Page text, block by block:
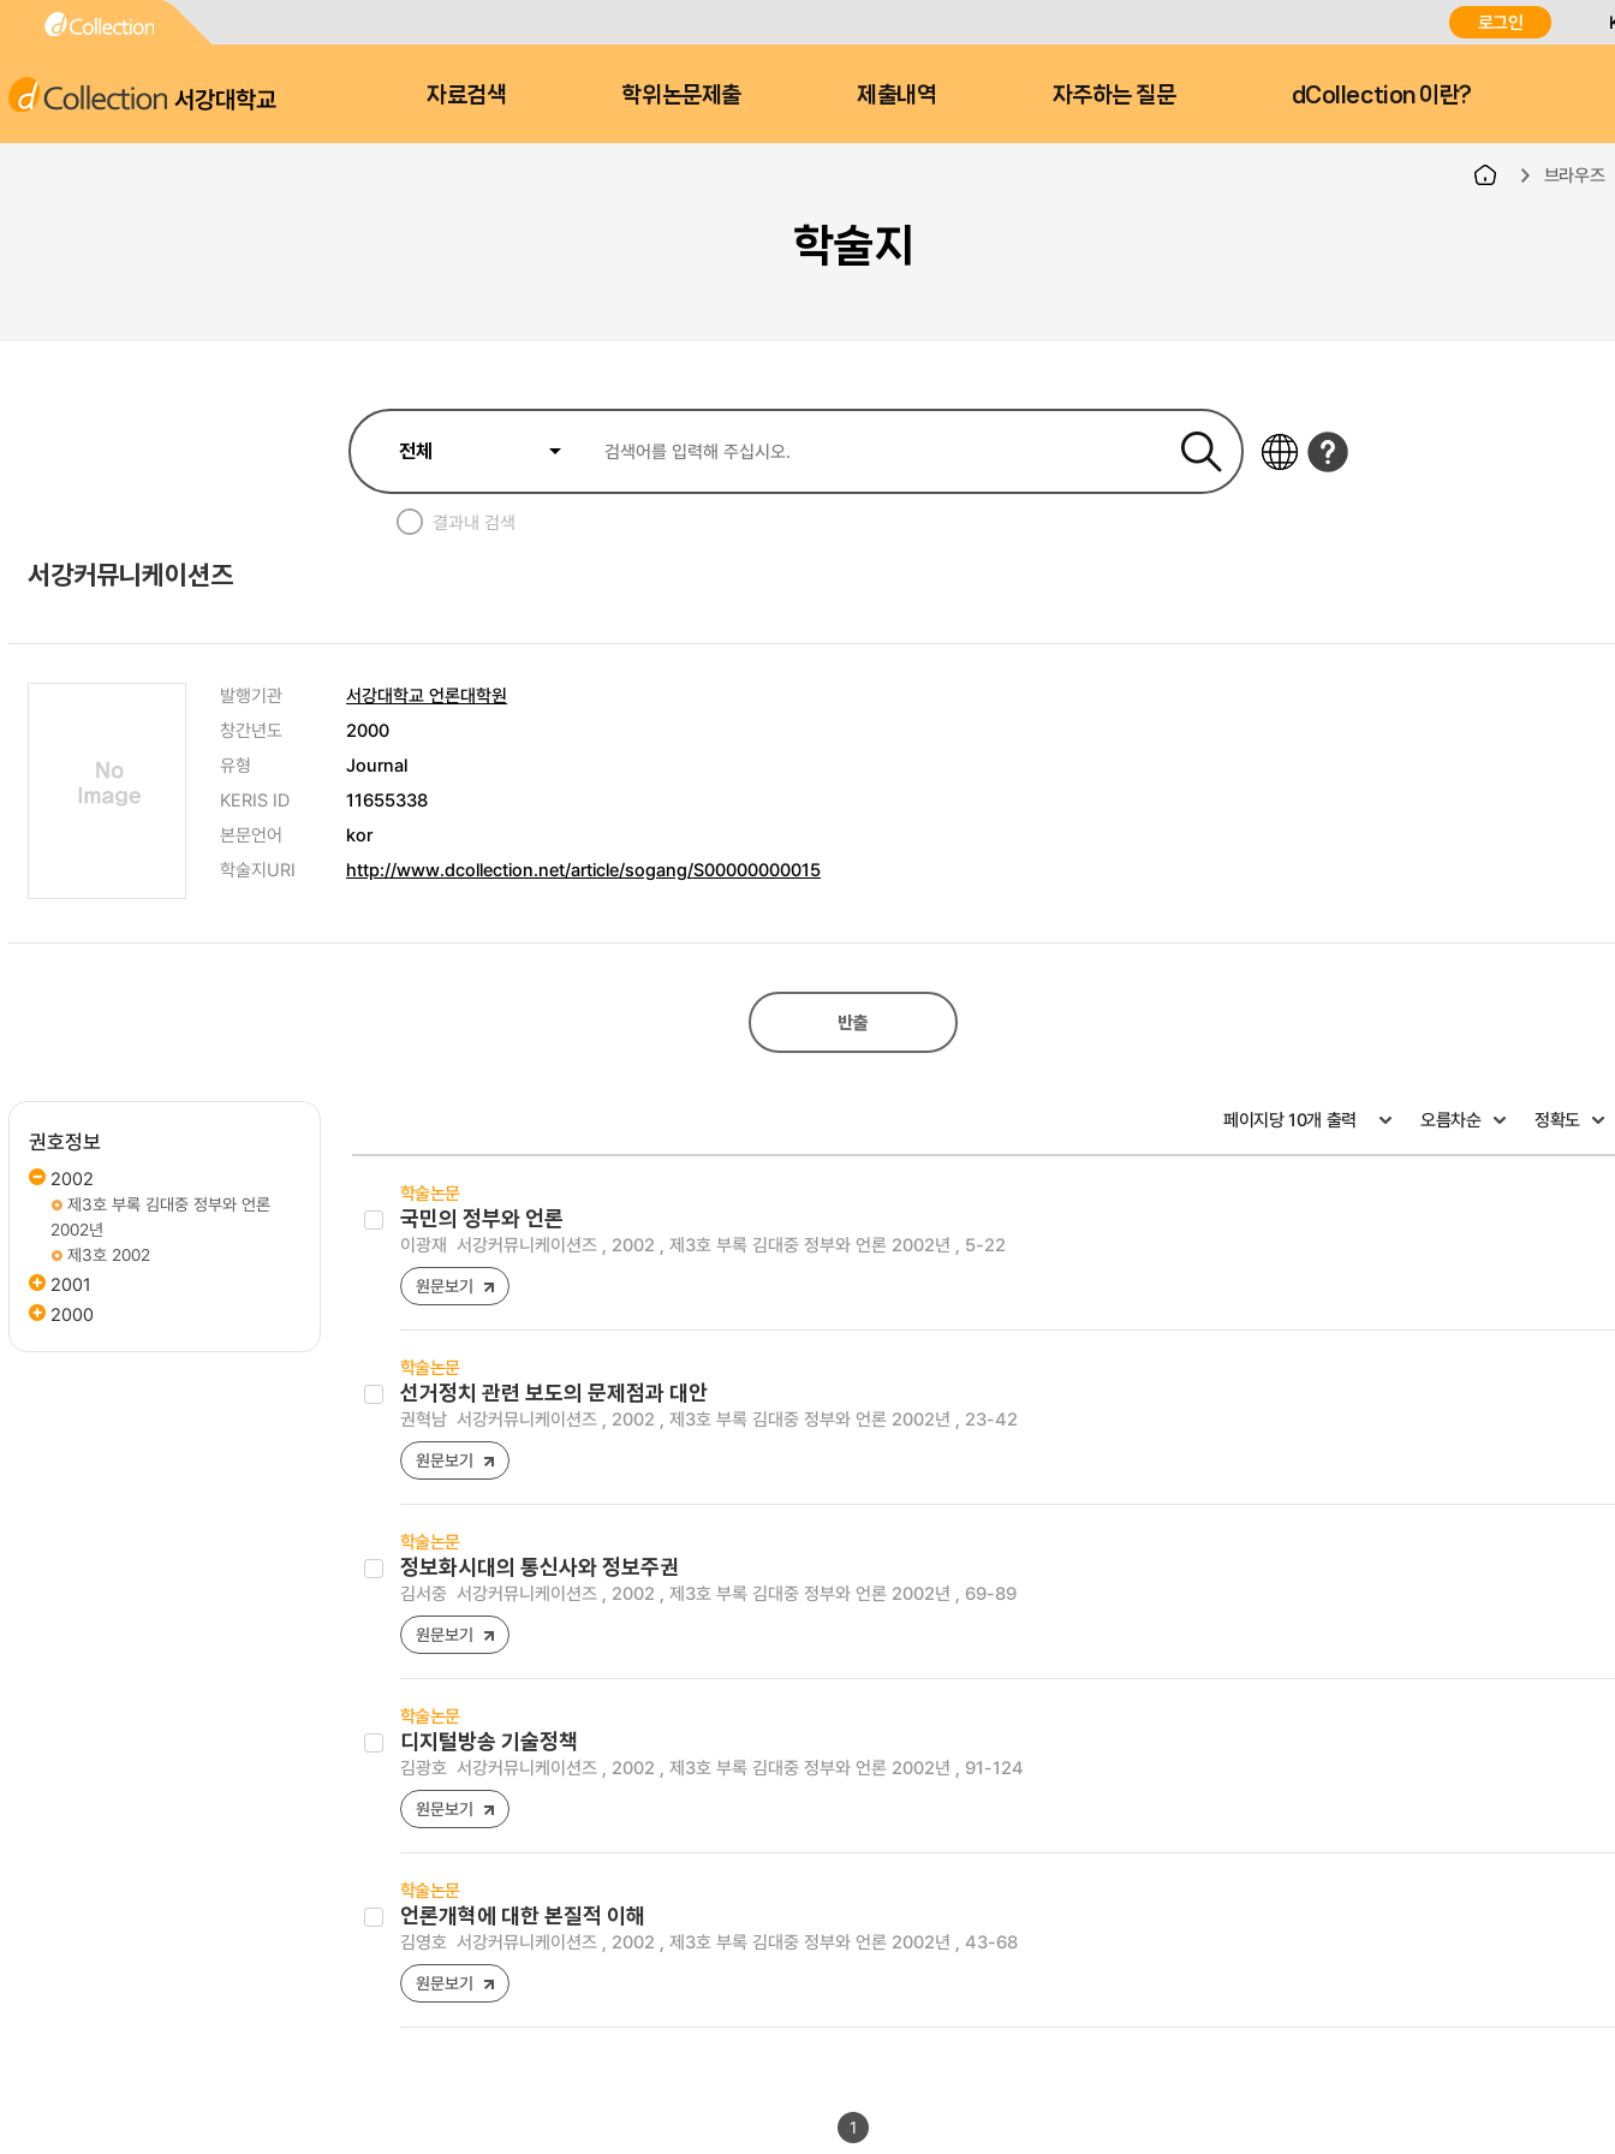
로그인
서강대학교 자료검색 학위논문제출 제출내역 자주하는 질문 dCollection 이란?
브라우즈
학술지
결과내 검색
서강커뮤니케이션즈
발행기관
서강대학교 언론대학원
창간년도
2000
유형
Journal
KERIS ID
11655338
본문언어
kor
학술지URI
http://www.dcollection.net/article/sogang/S00000000015
반출
권호정보
2002
제3호 부록 김대중 정부와 언론
2002년
제3호 2002
2001
2000
학술논문
국민의 정부와 언론
이광재 서강커뮤니케이션즈 , 2002 , 제3호 부록 김대중 정부와 언론 2002년 , 5-22
원문보기
학술논문
선거정치 관련 보도의 문제점과 대안
권혁남 서강커뮤니케이션즈 , 2002 , 제3호 부록 김대중 정부와 언론 2002년 , 23-42
원문보기
학술논문
정보화시대의 통신사와 정보주권
김서중 서강커뮤니케이션즈 , 2002 , 제3호 부록 김대중 정부와 언론 2002년 , 69-89
원문보기
학술논문
디지털방송 기술정책
김광호 서강커뮤니케이션즈 , 2002 , 제3호 부록 김대중 정부와 언론 2002년 , 91-124
원문보기
학술논문
언론개혁에 대한 본질적 이해
김영호 서강커뮤니케이션즈 , 2002 , 제3호 부록 김대중 정부와 언론 2002년 , 43-68
원문보기
1